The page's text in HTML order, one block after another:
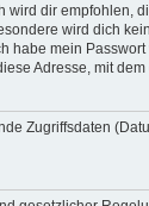
dir empfohlen,
wird dich
mein
Adresse, mit
Zugriffsdaten